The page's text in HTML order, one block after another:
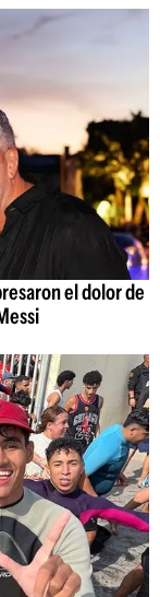
el dolor de